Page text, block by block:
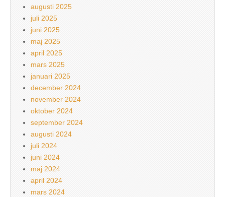
augusti 2025
juli 2025
juni 2025
maj 2025
april 2025
mars 2025
januari 2025
december 2024
november 2024
oktober 2024
september 2024
augusti 2024
juli 2024
juni 2024
maj 2024
april 2024
mars 2024